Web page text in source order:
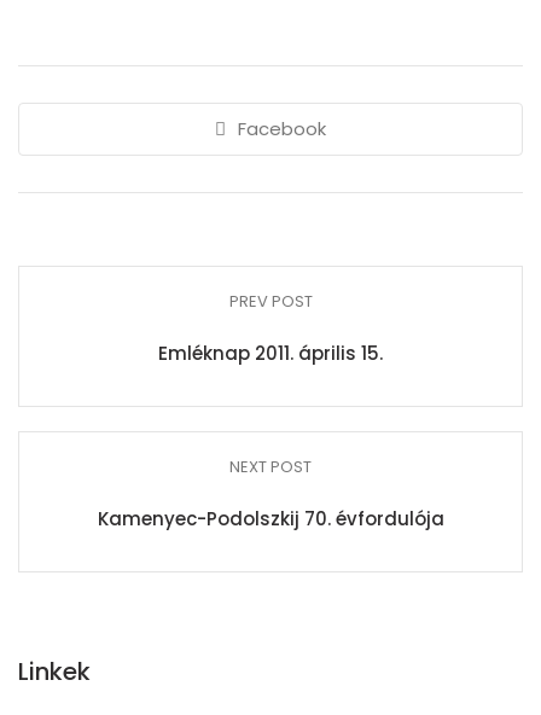
Facebook
PREV POST
Emléknap 2011. április 15.
NEXT POST
Kamenyec-Podolszkij 70. évfordulója
Linkek